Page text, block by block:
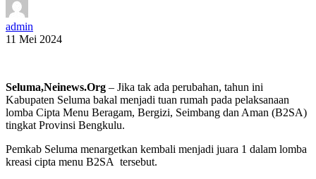
admin
11 Mei 2024
Seluma,Neinews.Org – Jika tak ada perubahan, tahun ini
Kabupaten Seluma bakal menjadi tuan rumah pada pelaksanaan
lomba Cipta Menu Beragam, Bergizi, Seimbang dan Aman (B2SA)
tingkat Provinsi Bengkulu.
Pemkab Seluma menargetkan kembali menjadi juara 1 dalam lomba
kreasi cipta menu B2SA tersebut.